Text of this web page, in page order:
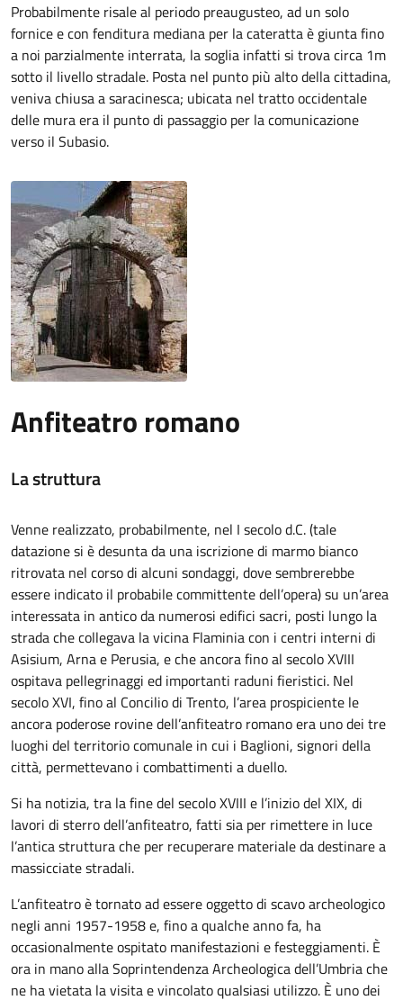
Probabilmente risale al periodo preaugusteo, ad un solo
fornice e con fenditura mediana per la cateratta è giunta fino
a noi parzialmente interrata, la soglia infatti si trova circa 1m
sotto il livello stradale. Posta nel punto più alto della cittadina,
veniva chiusa a saracinesca; ubicata nel tratto occidentale
delle mura era il punto di passaggio per la comunicazione
verso il Subasio.
Anfiteatro romano
La struttura
Venne realizzato, probabilmente, nel I secolo d.C. (tale
datazione si è desunta da una iscrizione di marmo bianco
ritrovata nel corso di alcuni sondaggi, dove sembrerebbe
essere indicato il probabile committente dell’opera) su un’area
interessata in antico da numerosi edifici sacri, posti lungo la
strada che collegava la vicina Flaminia con i centri interni di
Asisium, Arna e Perusia, e che ancora fino al secolo XVIII
ospitava pellegrinaggi ed importanti raduni fieristici. Nel
secolo XVI, fino al Concilio di Trento, l’area prospiciente le
ancora poderose rovine dell’anfiteatro romano era uno dei tre
luoghi del territorio comunale in cui i Baglioni, signori della
città, permettevano i combattimenti a duello.
Si ha notizia, tra la fine del secolo XVIII e l’inizio del XIX, di
lavori di sterro dell’anfiteatro, fatti sia per rimettere in luce
l’antica struttura che per recuperare materiale da destinare a
massicciate stradali.
L’anfiteatro è tornato ad essere oggetto di scavo archeologico
negli anni 1957-1958 e, fino a qualche anno fa, ha
occasionalmente ospitato manifestazioni e festeggiamenti. È
ora in mano alla Soprintendenza Archeologica dell’Umbria che
ne ha vietata la visita e vincolato qualsiasi utilizzo. È uno dei